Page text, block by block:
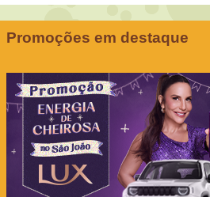
Promoções em destaque